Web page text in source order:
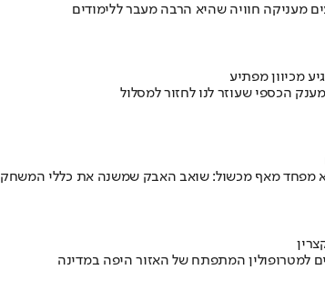
מעניקה חוויה שהיא הרבה מעבר ללימודים
מכיוון מפתיע
הכספי שעוזר לנו לחזור למסלול
מפחד מאף מכשול: שואב האבק שמשנה את כללי המשחק